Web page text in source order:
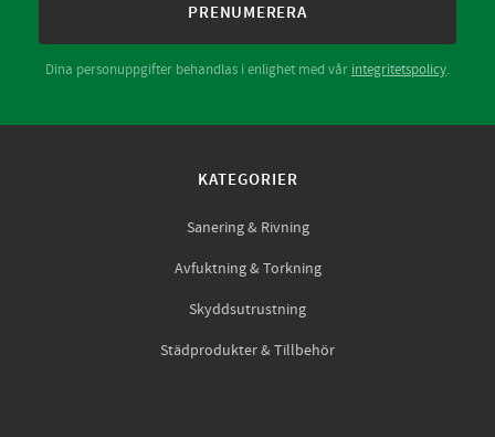
PRENUMERERA
Dina personuppgifter behandlas i enlighet med vår integritetspolicy.
KATEGORIER
Sanering & Rivning
Avfuktning & Torkning
Skyddsutrustning
Städprodukter & Tillbehör